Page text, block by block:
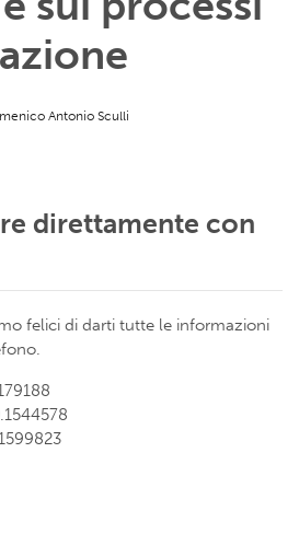
Antonio Sculli
direttamente con
felici di darti tutte le informazioni